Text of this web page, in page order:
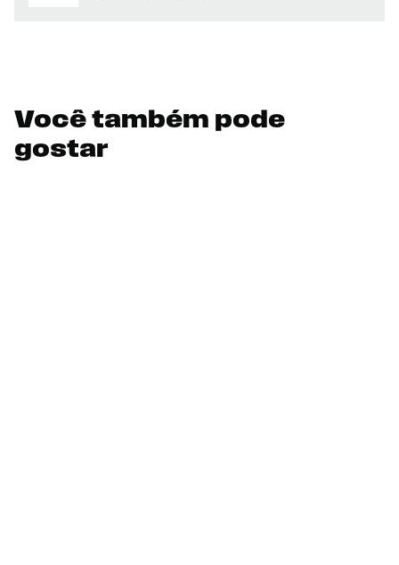
Você também pode
gostar